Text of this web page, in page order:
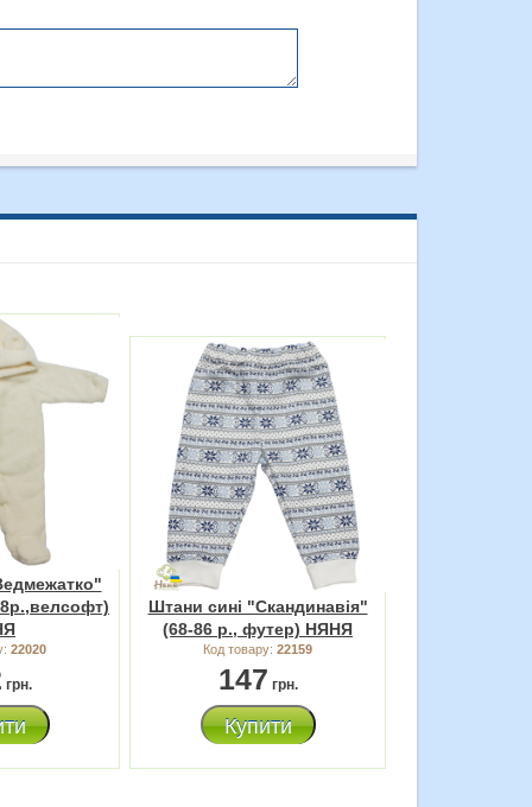
22020
грн.
Штани сині "Скандинавія"
(68-86 р., футер) НЯНЯ
Код товару: 22159
147 грн.
Купити